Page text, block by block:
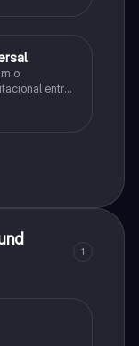
o
entre
1